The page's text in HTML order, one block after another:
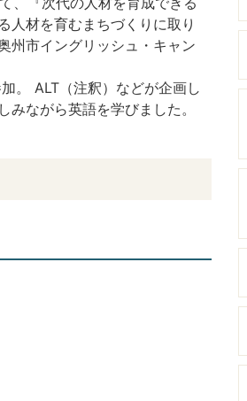
人材を育むまちづくりに取り
州市イングリッシュ・キャン
。 ALT（注釈）などが企画し
ながら英語を学びました。